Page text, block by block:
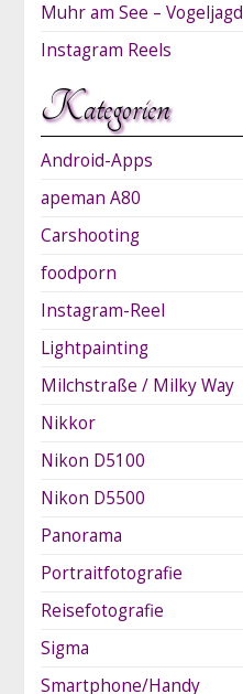
Muhr am See – Vogeljagd
Instagram Reels
Kategorien
Android-Apps
apeman A80
Carshooting
foodporn
Instagram-Reel
Lightpainting
Milchstraße / Milky Way
Nikkor
Nikon D5100
Nikon D5500
Panorama
Portraitfotografie
Reisefotografie
Sigma
Smartphone/Handy